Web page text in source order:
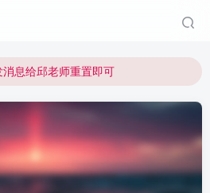
息给邱老师重置即可